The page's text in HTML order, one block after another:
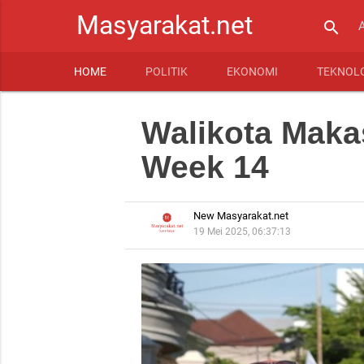
Masyarakat.net search
HOME POLITIK EKONOMI
Walikota
Week 14
New Masyarakat.net
19 Mei 2025, 06:37:13